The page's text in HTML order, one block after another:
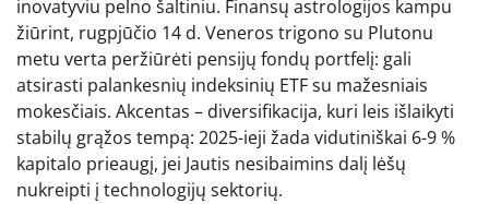
inovatyviu pelno šaltiniu. Finansų astrologijos kampu
žiūrint, rugpjūčio 14 d. Veneros trigono su Plutonu
metu verta peržiūrėti pensijų fondų portfelį: gali
atsirasti palankesnių indeksinių ETF su mažesniais
mokesčiais. Akcentas – diversifikacija, kuri leis išlaikyti
stabilų grąžos tempą: 2025-ieji žada vidutiniškai 6-9 %
kapitalo prieaugį, jei Jautis nesibaimins dalį lėšų
nukreipti į technologijų sektorių.